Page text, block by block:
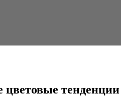
тенденции